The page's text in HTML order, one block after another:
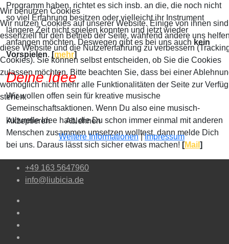
Programm haben, richtet es sich insb. an die, die noch nicht
so viel Erfahrung besitzen oder vielleicht ihr Instrument
längere Zeit nicht spielen konnten und jetzt wieder
anfangen möchten. Deswegen gibt es bei uns auch kein
Vorspielen. [mehr]
Deine Idee
Wir wollen offen sein für kreative musische
Gemeinschaftsaktionen. Wenn Du also eine musisch-
kulturelle Idee hast, die Du schon immer einmal mit anderen
Menschen zusammen umsetzen wolltest, dann melde Dich
bei uns. Daraus lässt sich sicher etwas machen! [Mail ]
+49 163 5647960
info@liubicia.de
Wir benutzen Cookies
Wir nutzen Cookies auf unserer Website. Einige von ihnen sind
essenziell für den Betrieb der Seite, während andere uns
diese Website und die Nutzererfahrung zu verbessern
Cookies). Sie können selbst entscheiden, ob Sie die Cookies
zulassen möchten. Bitte beachten Sie, dass bei einer
womöglich nicht mehr alle Funktionalitäten der Seite zur
stehen.
Akzeptieren
Ablehnen
Weitere Informationen|Impressum